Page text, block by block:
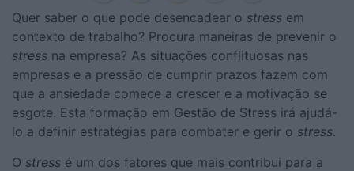
Quer saber o que pode desencadear o stress em
contexto de trabalho? Procura maneiras de prevenir o
stress na empresa? As situações conflituosas nas
empresas e a pressão de cumprir prazos fazem com
que a ansiedade comece a crescer e a motivação se
esgote. Esta formação em Gestão de Stress irá ajudá-
lo a definir estratégias para combater e gerir o stress.
O stress é um dos fatores que mais contribui para a